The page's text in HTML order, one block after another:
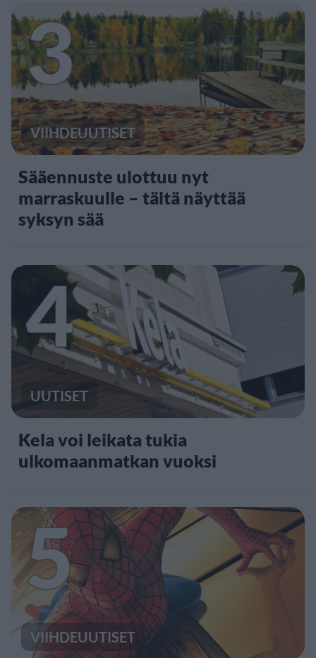
3
VIIHDEUUTISET
Sääennuste ulottuu nyt
marraskuulle – tältä näyttää
syksyn sää
4
UUTISET
Kela voi leikata tukia
ulkomaanmatkan vuoksi
5
VIIHDEUUTISET